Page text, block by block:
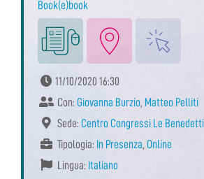
Book(e)book
11/10/2020 16:30
Con: Giovanna Burzio, Matteo Pelliti
Sede: Centro Congressi Le
Tipologia: In Presenza, Online
Lingua: Italiano